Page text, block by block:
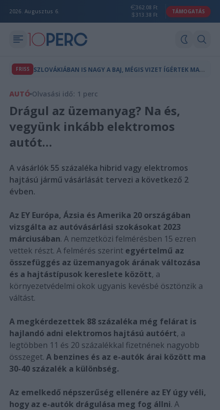
2026. Augusztus 6.
362.08 Ft
313.38 Ft
TÁMOGATÁS
FRISS S
ZLOVÁKIÁBAN IS NAGY A BAJ, MÉGIS VIZET ÍGÉRTEK MAGYARORSZÁGNAK
AUTÓ Olvasási idő: 1 perc
Drágul az üzemanyag? Na és,
vegyünk inkább elektromos
autót…
A vásárlók 55 százaléka hibrid vagy elektromos
hajtású jármű vásárlását tervezi a következő 2
évben.
Az EY Európa, Ázsia és Amerika 20 országában
vizsgálta az autóvásárlási szokásokat 2023
márciusában. A nemzetközi felmérésben 15 ezren
vettek részt. A felmérés szerint egyértelmű az
összefüggés az üzemanyagok árának változása
és a hajtástípusok kereslete között, a
környezetvédelmi okok ugyanis kevésbé ösztönzik a
váltást.
A megkérdezettek 88 százaléka még felárat is
hajlandó adni elektromos hajtású autóért, a
legtöbben 11 és 20 százalékkal fizetnének nagyobb
összeget. A benzines és az e-autók árai között ma
30-40 százalék a különbség.
Az emelkedő népszerűség ellenére az EY úgy véli,
hogy az e-autók drágulása meg fog állni. A